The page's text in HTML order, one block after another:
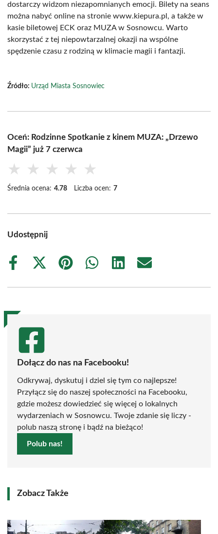
dostarczy widzom niezapomnianych emocji. Bilety na seans
można nabyć online na stronie www.kiepura.pl, a także w
kasie biletowej ECK oraz MUZA w Sosnowcu. Warto
skorzystać z tej niepowtarzalnej okazji na wspólne
spędzenie czasu z rodziną w klimacie magii i fantazji.
Źródło: Urząd Miasta Sosnowiec
Oceń: Rodzinne Spotkanie z kinem MUZA: „Drzewo
Magii” już 7 czerwca
★ ★ ★ ★ ★
Średnia ocena: 4.78 Liczba ocen: 7
Udostępnij
Share
Share
(Twitter)
Share
Share
Share
Share
Dołącz do nas na Facebooku!
Odkrywaj, dyskutuj i dziel się tym co najlepsze!
Przyłącz się do naszej społeczności na Facebooku,
gdzie możesz dowiedzieć się więcej o lokalnych
wydarzeniach w Sosnowcu. Twoje zdanie się liczy -
polub naszą stronę i bądź na bieżąco!
Polub nas!
Zobacz Także